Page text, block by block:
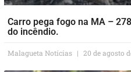
Carro pega fogo na MA –
do incêndio.
Malagueta Notícias 20 de agosto